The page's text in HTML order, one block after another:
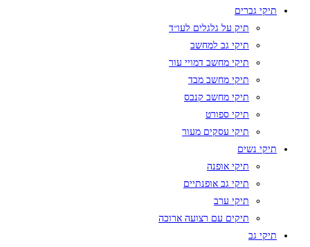
תיקי גברים
תיק על גלגלים לעו״ד
תיקי גב למחשב
תיקי מחשב דמויי עור
תיקי מחשב מבד
תיקי מחשב קנבס
תיקי ספורט
תיקי עסקים מעור
תיקי נשים
תיקי אופנה
תיקי גב אופנתיים
תיקי ערב
תיקים עם רצועה ארוכה
תיקי גב